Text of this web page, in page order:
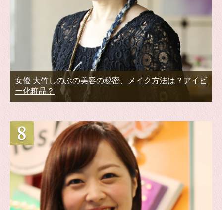
女優 大竹しのぶの美容の秘密、メイク方法は？アイビ
ー化粧品？